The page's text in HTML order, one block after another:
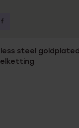
steel goldplated